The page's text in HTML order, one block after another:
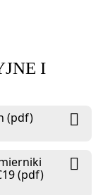
I
(pdf)
(pdf)